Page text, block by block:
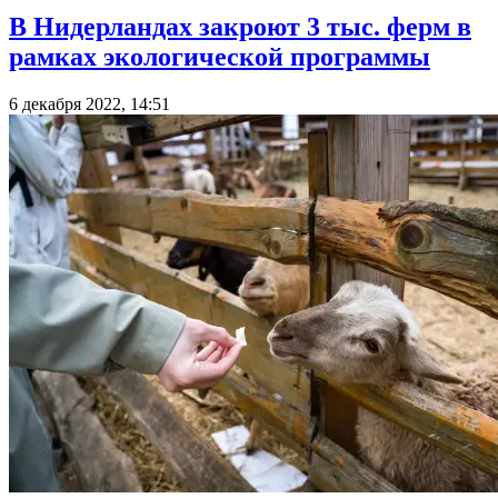
В Нидерландах закроют 3 тыс. ферм в
рамках экологической программы
6 декабря 2022, 14:51